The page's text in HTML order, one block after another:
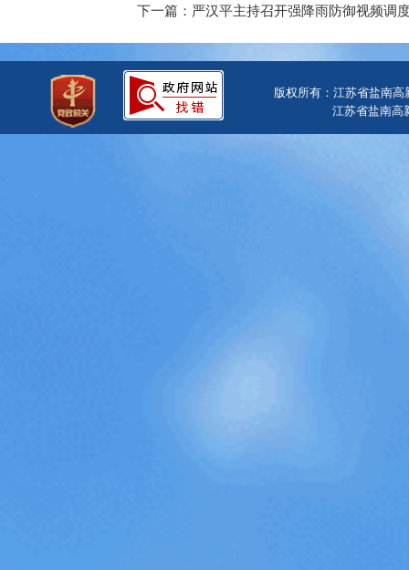
下一篇：严汉平主持召开强降雨防御视频调
版权所有：江苏省盐南
江苏省盐南